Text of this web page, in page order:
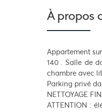
À propos
Appartement
140 . Salle de
chambre avec
Parking privé
NETTOYAGE
ATTENTION :